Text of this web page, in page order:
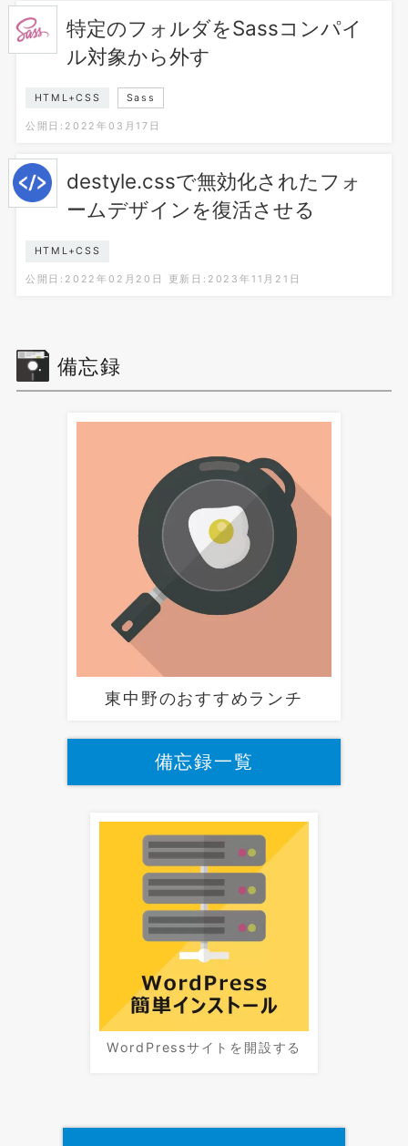
特定のフォルダをSassコンパイ
ル対象から外す
HTML+CSS Sass
公開日:2022年03月17日
destyle.cssで無効化されたフォ
ームデザインを復活させる
HTML+CSS
公開日:2022年02月20日 更新日:2023年11月21日
備忘録
東中野のおすすめランチ
備忘録一覧
WordPressサイトを開設する